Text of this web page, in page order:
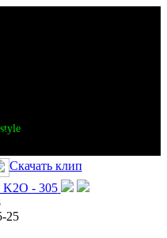
Скачать клип
25